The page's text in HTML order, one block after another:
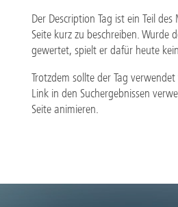
Der Description Tag ist ein Teil
Seite kurz zu beschreiben. Wurde
gewertet, spielt er dafür heute
Trotzdem sollte der Tag
Link in den Suchergebnissen
Seite animieren.